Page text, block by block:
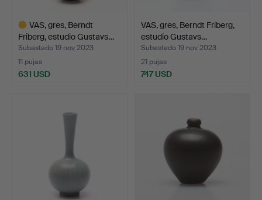
VAS, gres, Berndt
Friberg, estudio Gustavs…
Subastado 19 nov 2023
11 pujas
631 USD
VAS, gres, Berndt Friberg,
estudio Gustavs…
Subastado 19 nov 2023
21 pujas
747 USD